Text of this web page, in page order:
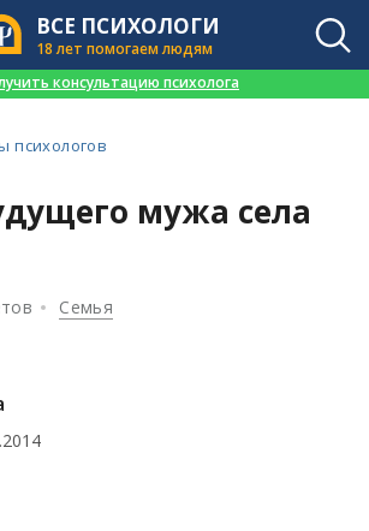
ВСЕ ПСИХОЛОГИ
18 лет помогаем людям
консультацию психолога
психологов
мужа села
Семья